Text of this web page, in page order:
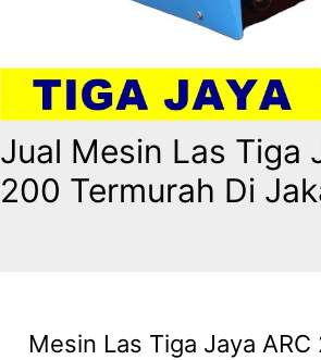
Jual Mesin Las Tiga
200 Termurah Di
Mesin Las Tiga Jaya